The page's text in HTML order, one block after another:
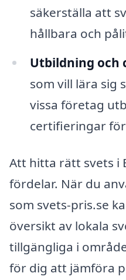
säkerställa att
hållbara och
Utbildning och
som vill lära sig
vissa företag
certifieringar
Att hitta rätt svets i
fördelar. När du
som svets-pris.se
översikt av lokala
tillgängliga i
för dig att jämföra